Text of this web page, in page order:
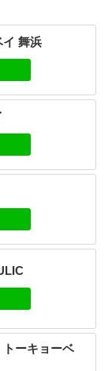
イ 舞浜
ーキョーベ